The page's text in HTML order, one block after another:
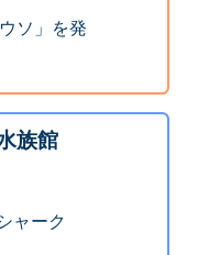
ソ」を発
族館
ャーク